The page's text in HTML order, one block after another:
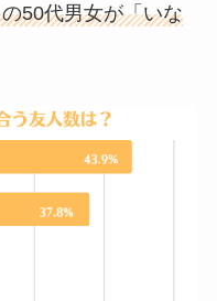
50代男女が「いな